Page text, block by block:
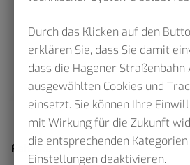
Fahrplan
Durch das Klicken auf den
erklären Sie, dass Sie damit
dass die Hagener
ausgewählten Cookies und
einsetzt. Sie können Ihre
mit Wirkung für die Zukunft
die entsprechenden Kategorien
Einstellungen deaktivieren.